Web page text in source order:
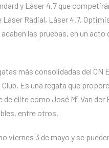
y Láser 4.7 que
Radial, Láser 4.7,
las pruebas, en un
más consolidadas del CN
Es una regata que
élite como José Mª Van der
entre otros.
viernes 3 de mayo y se